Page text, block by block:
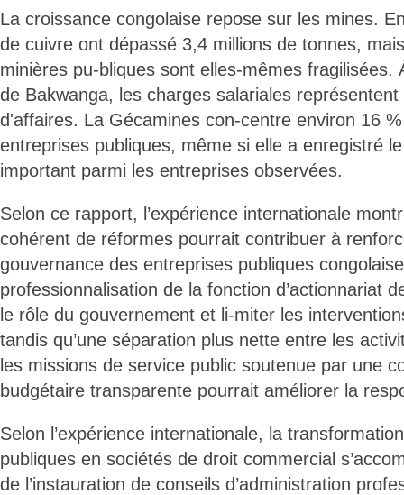
La croissance congolaise repose sur les mines.
de cuivre ont dépassé 3,4 millions de tonnes,
minières pu-bliques sont elles-mêmes fragilisées.
de Bakwanga, les charges salariales
d'affaires. La Gécamines con-centre environ 16
entreprises publiques, même si elle a enregistré
important parmi les entreprises observées.
Selon ce rapport, l’expérience internationale
cohérent de réformes pourrait contribuer à
gouvernance des entreprises publiques
professionnalisation de la fonction d’actionnariat
le rôle du gouvernement et li-miter les
tandis qu’une séparation plus nette entre les
les missions de service public soutenue par une
budgétaire transparente pourrait améliorer la
Selon l’expérience internationale, la
publiques en sociétés de droit commercial
de l’instauration de conseils d’administration